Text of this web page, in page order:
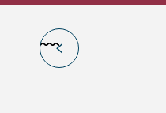
Le Palmiste